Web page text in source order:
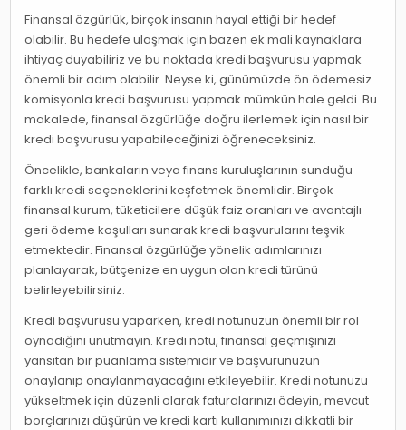
Finansal özgürlük, birçok insanın hayal ettiği bir hedef
olabilir. Bu hedefe ulaşmak için bazen ek mali kaynaklara
ihtiyaç duyabiliriz ve bu noktada kredi başvurusu yapmak
önemli bir adım olabilir. Neyse ki, günümüzde ön ödemesiz
komisyonla kredi başvurusu yapmak mümkün hale geldi. Bu
makalede, finansal özgürlüğe doğru ilerlemek için nasıl bir
kredi başvurusu yapabileceğinizi öğreneceksiniz.
Öncelikle, bankaların veya finans kuruluşlarının sunduğu
farklı kredi seçeneklerini keşfetmek önemlidir. Birçok
finansal kurum, tüketicilere düşük faiz oranları ve avantajlı
geri ödeme koşulları sunarak kredi başvurularını teşvik
etmektedir. Finansal özgürlüğe yönelik adımlarınızı
planlayarak, bütçenize en uygun olan kredi türünü
belirleyebilirsiniz.
Kredi başvurusu yaparken, kredi notunuzun önemli bir rol
oynadığını unutmayın. Kredi notu, finansal geçmişinizi
yansıtan bir puanlama sistemidir ve başvurunuzun
onaylanıp onaylanmayacağını etkileyebilir. Kredi notunuzu
yükseltmek için düzenli olarak faturalarınızı ödeyin, mevcut
borçlarınızı düşürün ve kredi kartı kullanımınızı dikkatli bir